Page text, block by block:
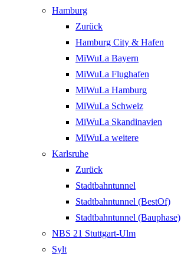
Hamburg
Zurück
Hamburg City & Hafen
MiWuLa Bayern
MiWuLa Flughafen
MiWuLa Hamburg
MiWuLa Schweiz
MiWuLa Skandinavien
MiWuLa weitere
Karlsruhe
Zurück
Stadtbahntunnel
Stadtbahntunnel (BestOf)
Stadtbahntunnel (Bauphase)
NBS 21 Stuttgart-Ulm
Sylt